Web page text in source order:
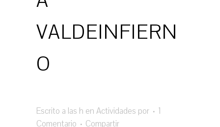
VALDEINFIERN
O
Escrito a las h en Actividades por
1
Comentario
Compartir